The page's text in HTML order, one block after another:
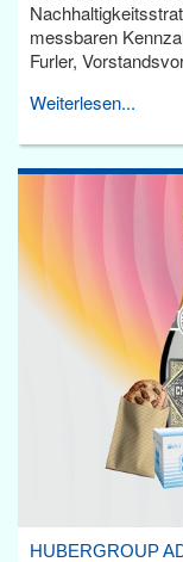
messbaren
Furler,
Weiterlesen...
HUBERGROUP